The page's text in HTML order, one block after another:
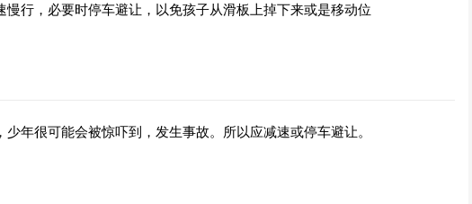
慢行，必要时停车避让，以免孩子从滑板上掉下来或是移动位
少年很可能会被惊吓到，发生事故。所以应减速或停车避让。